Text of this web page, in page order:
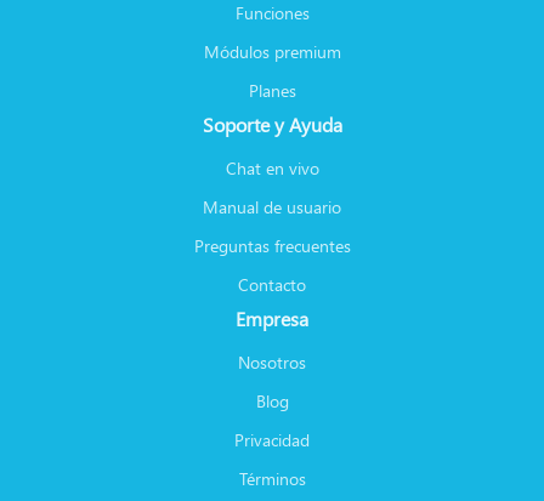
Funciones
Módulos premium
Planes
Soporte y Ayuda
Chat en vivo
Manual de usuario
Preguntas frecuentes
Contacto
Empresa
Nosotros
Blog
Privacidad
Términos